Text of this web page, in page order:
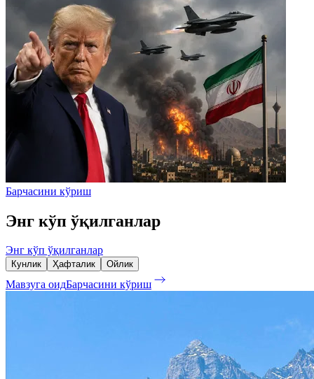
Барчасини кўриш
Энг кўп ўқилганлар
Энг кўп ўқилганлар
Кунлик Ҳафталик Ойлик
Мавзуга оидБарчасини кўриш